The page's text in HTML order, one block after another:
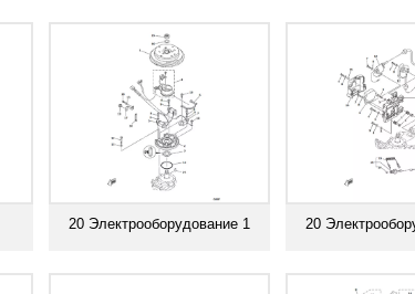
20 Электрооборудование 1 20